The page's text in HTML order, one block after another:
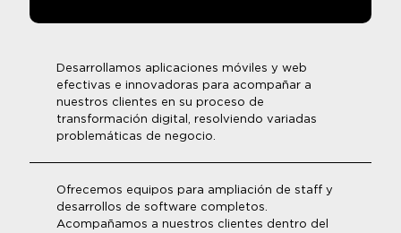
Desarrollamos aplicaciones móviles y web
efectivas e innovadoras para acompañar a
nuestros clientes en su proceso de
transformación digital, resolviendo variadas
problemáticas de negocio.
Ofrecemos equipos para ampliación de staff y
desarrollos de software completos.
Acompañamos a nuestros clientes dentro del